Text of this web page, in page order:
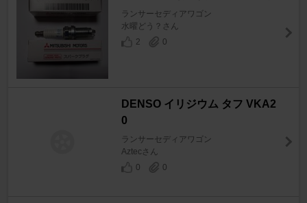
ランサーセディアワゴン
水曜どう？さん
2
0
DENSO イリジウム タフ VKA2
0
ランサーセディアワゴン
Aztecさん
0
0